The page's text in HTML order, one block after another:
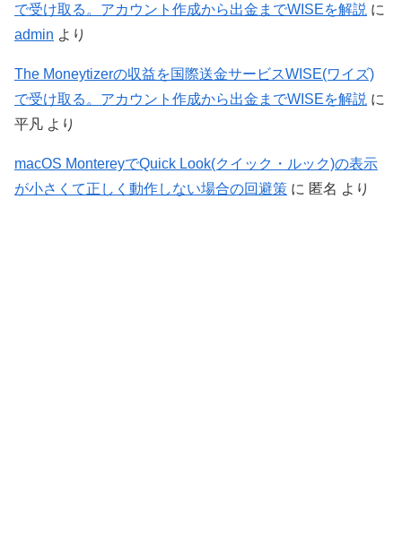
で受け取る。アカウント作成から出金までWISEを解説 に
admin より
The Moneytizerの収益を国際送金サービスWISE(ワイズ)
で受け取る。アカウント作成から出金までWISEを解説 に
平凡 より
macOS MontereyでQuick Look(クイック・ルック)の表示
が小さくて正しく動作しない場合の回避策 に 匿名 より